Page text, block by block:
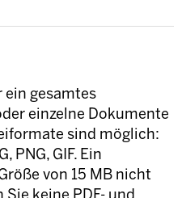
ein gesamtes
einzelne Dokumente
sind möglich:
PNG, GIF. Ein
von 15 MB nicht